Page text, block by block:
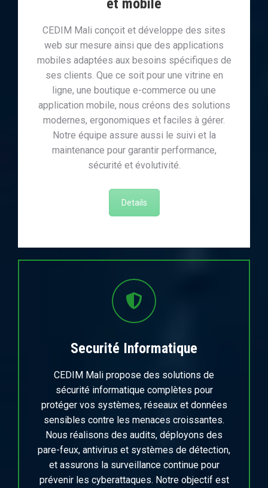
et mobile
CEDIM Mali conçoit et développe des sites
web sur mesure ainsi que des applications
mobiles adaptées aux besoins spécifiques de
ses clients. Que ce soit pour une vitrine en
ligne, une boutique e-commerce ou une
application mobile, nous créons des solutions
modernes, ergonomiques et faciles à gérer.
Notre équipe assure aussi le suivi et la
maintenance pour garantir performance,
sécurité et évolutivité.
Details
Securité Informatique
CEDIM Mali propose des solutions de
sécurité informatique complètes pour
protéger vos systèmes, réseaux et données
sensibles contre les menaces croissantes.
Nous réalisons des audits, déployons des
pare-feux, antivirus et systèmes de détection,
et assurons la surveillance continue pour
prévenir les cyberattaques. Notre objectif est